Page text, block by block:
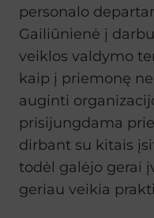
personalo
Gailiūnienė į
veiklos valdymo
kaip į priemonę
auginti
prisijungdama
dirbant su kitais
todėl galėjo gerai
geriau veikia